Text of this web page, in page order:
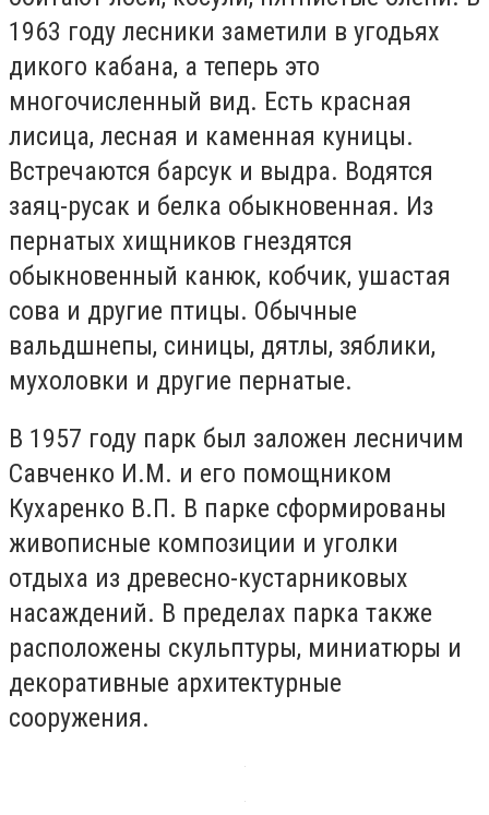
1963 году лесники заметили в угодьях
дикого кабана, а теперь это
многочисленный вид. Есть красная
лисица, лесная и каменная куницы.
Встречаются барсук и выдра. Водятся
заяц-русак и белка обыкновенная. Из
пернатых хищников гнездятся
обыкновенный канюк, кобчик, ушастая
сова и другие птицы. Обычные
вальдшнепы, синицы, дятлы, зяблики,
мухоловки и другие пернатые.
В 1957 году парк был заложен лесничим
Савченко И.М. и его помощником
Кухаренко В.П. В парке сформированы
живописные композиции и уголки
отдыха из древесно-кустарниковых
насаждений. В пределах парка также
расположены скульптуры, миниатюры и
декоративные архитектурные
сооружения.